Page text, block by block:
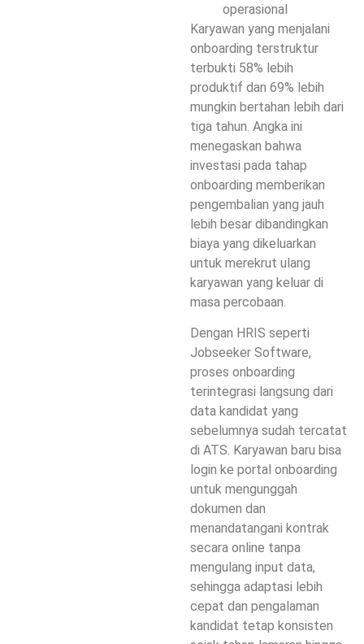
operasional
Karyawan yang menjalani
onboarding terstruktur
terbukti 58% lebih
produktif dan 69% lebih
mungkin bertahan lebih dari
tiga tahun. Angka ini
menegaskan bahwa
investasi pada tahap
onboarding memberikan
pengembalian yang jauh
lebih besar dibandingkan
biaya yang dikeluarkan
untuk merekrut ulang
karyawan yang keluar di
masa percobaan.
Dengan HRIS seperti
Jobseeker Software,
proses onboarding
terintegrasi langsung dari
data kandidat yang
sebelumnya sudah tercatat
di ATS. Karyawan baru bisa
login ke portal onboarding
untuk mengunggah
dokumen dan
menandatangani kontrak
secara online tanpa
mengulang input data,
sehingga adaptasi lebih
cepat dan pengalaman
kandidat tetap konsisten